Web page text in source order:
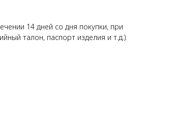
14 дней со дня покупки, при
талон, паспорт изделия и т.д.).